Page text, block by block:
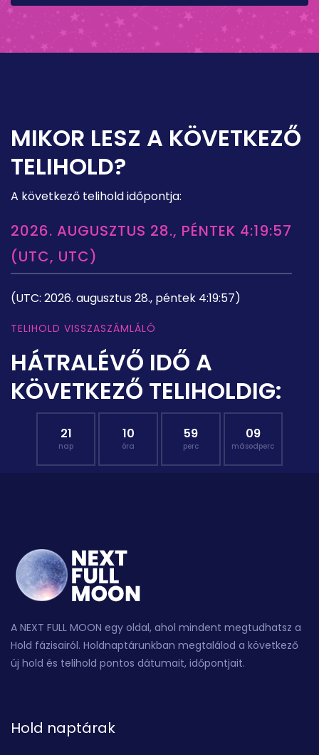
MIKOR LESZ A KÖVETKEZŐ
TELIHOLD?
A következő telihold időpontja:
2026. AUGUSZTUS 28., PÉNTEK 4:19:57
(UTC, UTC)
(UTC: 2026. augusztus 28., péntek 4:19:57)
TELIHOLD VISSZASZÁMLÁLÓ
HÁTRALÉVŐ IDŐ A
KÖVETKEZŐ TELIHOLDIG:
21
nap
10
óra
59
perc
08
másodperc
A NEXT FULL MOON egy oldal, ahol mindent megtudhatsz a
Hold fázisairól. Holdnaptárunkban megtalálod a következő
új hold és telihold pontos dátumait, időpontjait.
Hold naptárak